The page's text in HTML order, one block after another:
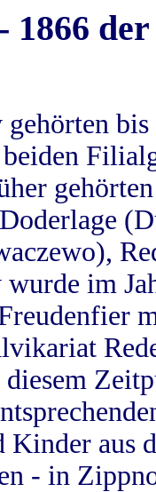
1866
im
Kinder aus
- in